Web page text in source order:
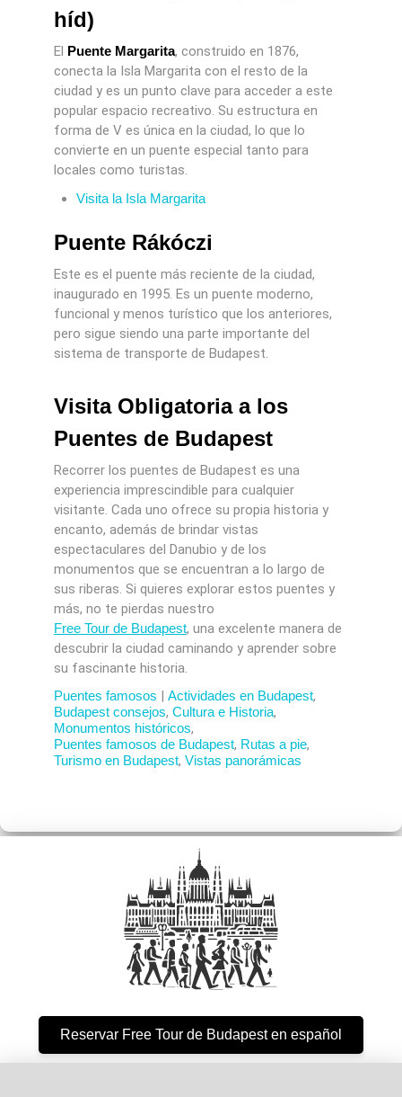
híd)
El Puente Margarita, construido en 1876,
conecta la Isla Margarita con el resto de la
ciudad y es un punto clave para acceder a este
popular espacio recreativo. Su estructura en
forma de V es única en la ciudad, lo que lo
convierte en un puente especial tanto para
locales como turistas.
Visita la Isla Margarita
Puente Rákóczi
Este es el puente más reciente de la ciudad,
inaugurado en 1995. Es un puente moderno,
funcional y menos turístico que los anteriores,
pero sigue siendo una parte importante del
sistema de transporte de Budapest.
Visita Obligatoria a los
Puentes de Budapest
Recorrer los puentes de Budapest es una
experiencia imprescindible para cualquier
visitante. Cada uno ofrece su propia historia y
encanto, además de brindar vistas
espectaculares del Danubio y de los
monumentos que se encuentran a lo largo de
sus riberas. Si quieres explorar estos puentes y
más, no te pierdas nuestro
Free Tour de Budapest, una excelente manera de
descubrir la ciudad caminando y aprender sobre
su fascinante historia.
Puentes famosos | Actividades en Budapest,
Budapest consejos, Cultura e Historia,
Monumentos históricos,
Puentes famosos de Budapest, Rutas a pie,
Turismo en Budapest, Vistas panorámicas
Reservar Free Tour de Budapest en español